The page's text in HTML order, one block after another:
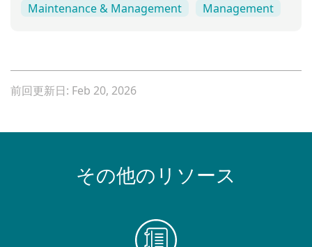
Maintenance & Management Management
前回更新日: Feb 20, 2026
その他のリソース